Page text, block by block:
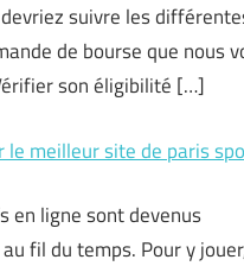
suivre les
de bourse que nous
son éligibilité […]
le meilleur site de paris
en ligne sont devenus
fil du temps. Pour y